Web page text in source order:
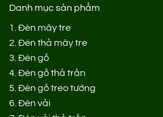
Danh mục sản phẩm
1. Đèn mây tre
2. Đèn thả mây tre
3. Đèn gỗ
4. Đèn gỗ thả trần
5. Đèn gỗ treo tường
6. Đèn vải